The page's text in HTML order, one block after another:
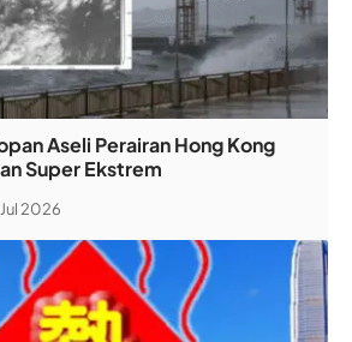
Aseli Perairan Hong Kong
Super Ekstrem
Jul 2026